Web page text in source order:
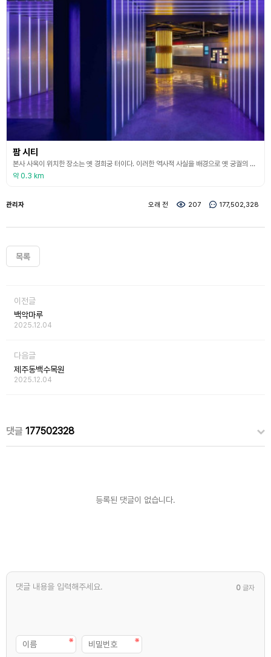
팜 시티
본사 사옥이 위치한 장소는 옛 경희궁 터이다. 이러한 역사적 사실을 배경으로 옛 궁궐의 모습을 현대적으로 재해석하여 지어진 건축물이며, 본 건물의 정체성은 예 궁궐의 향수에 대한 재해석에서 시작되었고 층별로 색다른 공간을 연출하였다. 1층의 팜시티는 디지털 요소를 가장 많이 담은 공간이며 기존에 없는 새로운 형식의 매장으로 어른들의 디지털 놀이 공간을 만들고자 했다. 어린 시절 즐겨하던 다양한 게임을 즐기며 포토 스폿, 게임 토너먼트 등으로 건전한 놀이
약 0.3 km
관리자 오래 전 207 177,502,328
목록
이전글
백악마루
2025.12.04
다음글
제주동백수목원
2025.12.04
댓글 177502328
등록된 댓글이 없습니다.
0 글자